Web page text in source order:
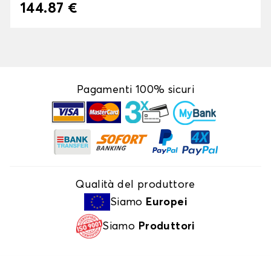
144.87 €
Pagamenti 100% sicuri
Qualità del produttore
Siamo Europei
Siamo Produttori